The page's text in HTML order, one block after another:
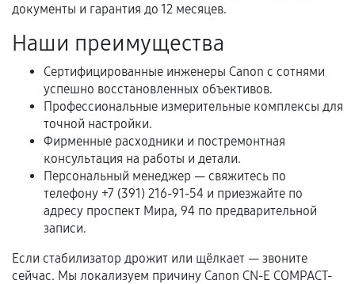
Программные сбои, если это не указано в
Если комплектующие куплены
самостоятельно
Гарантия на выполненные работы может
сохраняться полностью или частично, если
соблюдены следующие условия:
Предоставленные детали подходят по
техническим параметрам и не имеют внешних
Установка была выполнена нашим сервисным
документы и гарантия до 12 месяцев.
Наши преимущества
Сертифицированные инженеры Canon с сотнями
успешно восстановленных объективов.
Профессиональные измерительные комплексы для
точной настройки.
Фирменные расходники и постремонтная
консультация на работы и детали.
Персональный менеджер — свяжитесь по
телефону +7 (391) 216-91-54 и приезжайте по
адресу проспект Мира, 94 по предварительной
записи.
Если стабилизатор дрожит или щёлкает — звоните
сейчас. Мы локализуем причину Canon CN-E COMPACT-